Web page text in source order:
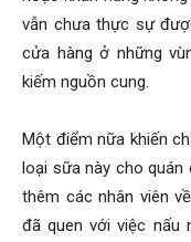
vẫn chưa thực sự
cửa hàng ở những
kiếm nguồn cung.
Một điểm nữa khiến
loại sữa này cho quán
thêm các nhân viên
đã quen với việc nấu